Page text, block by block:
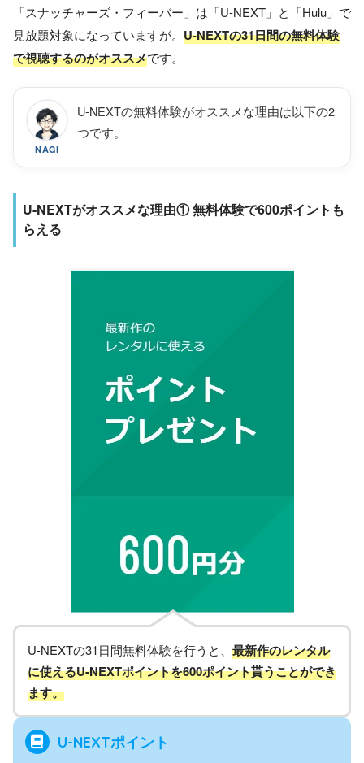
「スナッチャーズ・フィーバー」は「U-NEXT」と「Hulu」で
見放題対象になっていますが。 U-NEXTの31日間の無料体験
で視聴するのがオススメです。
NAGI
U-NEXTの無料体験がオススメな理由は以下の2
つです。
U-NEXTがオススメな理由① 無料体験で600ポイントも
らえる
U-NEXTの31日間無料体験を行うと、 最新作のレンタル
に使えるU-NEXTポイントを600ポイント貰うことができ
ます。
U-NEXTポイント